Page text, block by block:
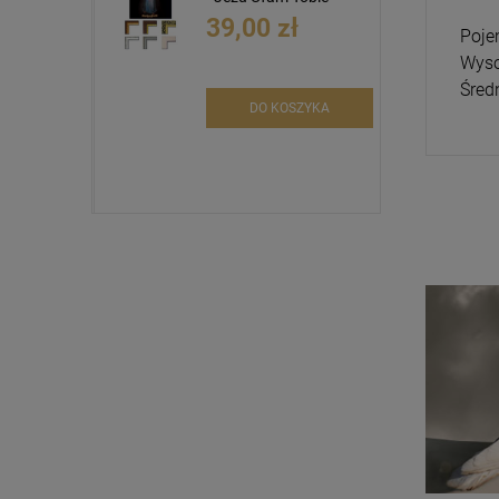
39,00 zł
DO KOSZYKA